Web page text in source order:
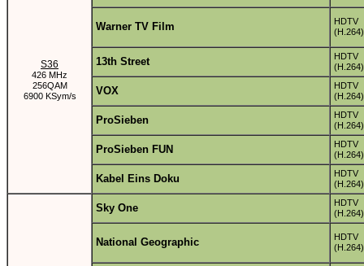
S36
426 MHz
256QAM
6900 KSym/s
Warner TV Film
HDTV
(H.264)
13th Street
HDTV
(H.264)
VOX
HDTV
(H.264)
ProSieben
HDTV
(H.264)
ProSieben FUN
HDTV
(H.264)
Kabel Eins Doku
HDTV
(H.264)
Sky One
HDTV
(H.264)
National Geographic
HDTV
(H.264)